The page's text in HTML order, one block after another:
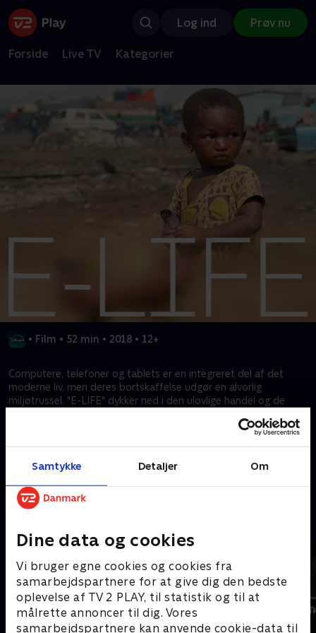
Samtykke Detaljer Om
Dine data og cookies
Vi bruger egne cookies og cookies fra
samarbejdspartnere for at give dig den bedste
oplevelse af TV 2 PLAY, til statistik og til at
målrette annoncer til dig. Vores
samarbejdspartnere kan anvende cookie-data til
Log ind Prøv nu
Forside Live TV Kategorier
• Film • 52 min • 2018 • 12+
Computere, telefoner og tablets er en integreret del af det
moderne liv, men deres bortskaffelse udgør en alvorlig
miljøtrussel. "E-LIFE" dykker ned i den ulovlige handel og de
personlige historier udforsker den løsninger på denne
Kræver tilkøb
Mere indhold fra Disney+